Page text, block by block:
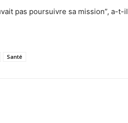
pas poursuivre sa mission”, a-t-il
Santé